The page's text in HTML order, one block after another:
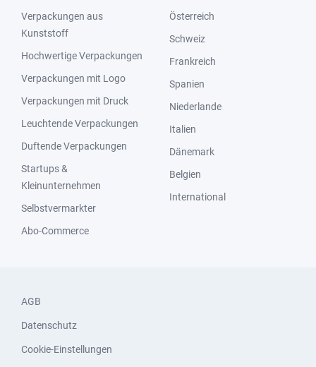
Verpackungen aus
Kunststoff
Hochwertige Verpackungen
Verpackungen mit Logo
Verpackungen mit Druck
Leuchtende Verpackungen
Duftende Verpackungen
Startups &
Kleinunternehmen
Selbstvermarkter
Abo-Commerce
Österreich
Schweiz
Frankreich
Spanien
Niederlande
Italien
Dänemark
Belgien
International
AGB
Datenschutz
Cookie-Einstellungen